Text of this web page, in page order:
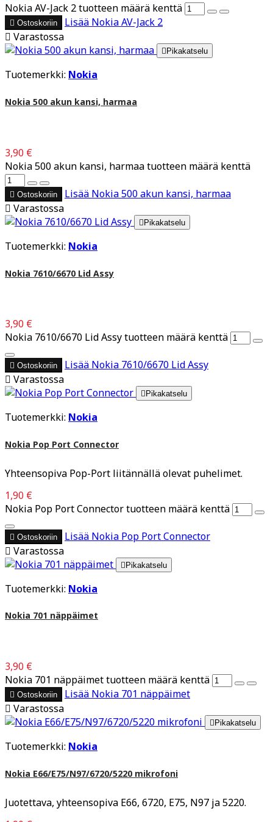
Nokia AV-Jack 2 tuotteen määrä kenttä
 Ostoskoriin Lisää Nokia AV-Jack 2
 Varastossa
 Pikakatselu
Tuotemerkki: Nokia
Nokia 500 akun kansi, harmaa
3,90 €
Nokia 500 akun kansi, harmaa tuotteen määrä kenttä
 Ostoskoriin Lisää Nokia 500 akun kansi, harmaa
 Varastossa
 Pikakatselu
Tuotemerkki: Nokia
Nokia 7610/6670 Lid Assy
3,90 €
Nokia 7610/6670 Lid Assy tuotteen määrä kenttä
 Ostoskoriin Lisää Nokia 7610/6670 Lid Assy
 Varastossa
 Pikakatselu
Tuotemerkki: Nokia
Nokia Pop Port Connector
Yhteensopiva Pop-Port liitännällä olevat puhelimet.
1,90 €
Nokia Pop Port Connector tuotteen määrä kenttä
 Ostoskoriin Lisää Nokia Pop Port Connector
 Varastossa
 Pikakatselu
Tuotemerkki: Nokia
Nokia 701 näppäimet
3,90 €
Nokia 701 näppäimet tuotteen määrä kenttä
 Ostoskoriin Lisää Nokia 701 näppäimet
 Varastossa
 Pikakatselu
Tuotemerkki: Nokia
Nokia E66/E75/N97/6720/5220 mikrofoni
Juotettava, yhteensopiva E66, 6720, E75, N97 ja 5220.